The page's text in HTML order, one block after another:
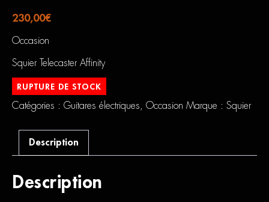
230,00€
Occasion
Squier Telecaster Affinity
RUPTURE DE STOCK
Catégories : Guitares électriques Occasion Marque : Squier
Description
Description